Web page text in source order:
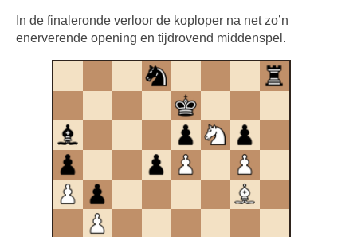
In de finaleronde verloor de koploper na net zo’n
enerverende opening en tijdrovend middenspel.